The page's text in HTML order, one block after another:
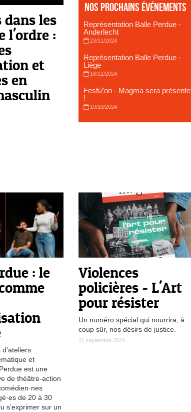
dans les
l'ordre :
et
en
Nos prochains événements
Représentation Balle Perdue -
Anderlecht
23/11/2024
Représentation Balle Perdue -
Liège
16/11/2024
FestiZon - Magma sera présente
!
19/10/2024
: le
et
est une
de théâtre-action
de 20 à 30
s’exprimer sur un
Violences
policières - L'Art
pour résister
Un numéro spécial qui nourrira, à
coup sûr, nos désirs de justice.
11 septembre 2024